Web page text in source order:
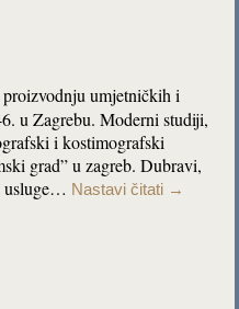
proizvodnju umjetničkih i
u Zagrebu. Moderni studiji,
i kostimografski
grad” u zagreb. Dubravi,
usluge… Nastavi čitati →